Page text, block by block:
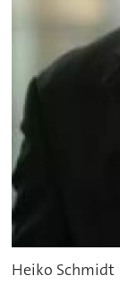
Heiko Schmidt